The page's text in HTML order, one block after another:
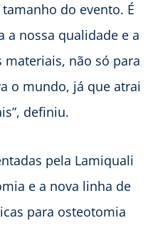
do evento. É
a nossa qualidade e a
não só para
o mundo, já que atrai
definiu.
pela Lamiquali
e a nova linha de
para osteotomia